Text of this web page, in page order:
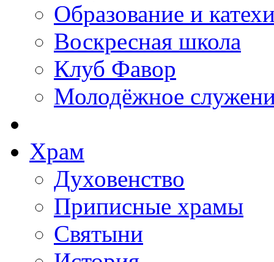
Образование и
Воскресная школа
Клуб Фавор
Молодёжное
Храм
Духовенство
Приписные храмы
Святыни